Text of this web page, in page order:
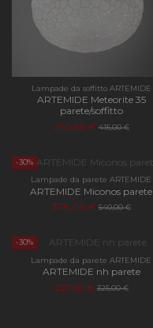
Lampade da soffitto ARTEMIDE
ARTEMIDE Meteorite 35
parete/soffitto
290,50 € 415,00 €
-30%
Lampade da parete ARTEMIDE
ARTEMIDE Miconos parete
378,00 € 540,00 €
-30%
Lampade da parete ARTEMIDE
ARTEMIDE nh parete
227,50 € 325,00 €